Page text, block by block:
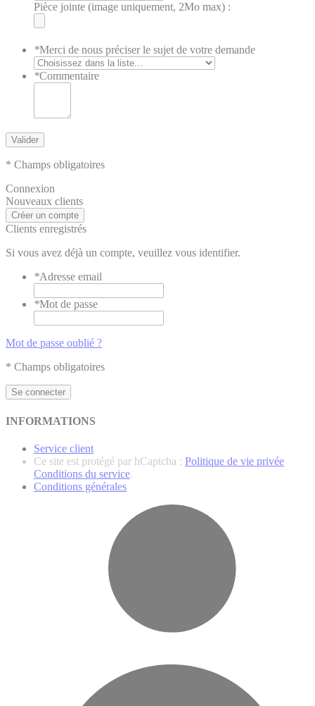
Pièce jointe (image uniquement, 2Mo max) :
*Merci de nous préciser le sujet de votre demande
*Commentaire
Valider
* Champs obligatoires
Connexion
Nouveaux clients
Créer un compte
Clients enregistrés
Si vous avez déjà un compte, veuillez vous identifier.
*Adresse email
*Mot de passe
Mot de passe oublié ?
* Champs obligatoires
Se connecter
INFORMATIONS
Service client
Ce site est protégé par hCaptcha : Politique de vie privée
Conditions du service.
Conditions générales